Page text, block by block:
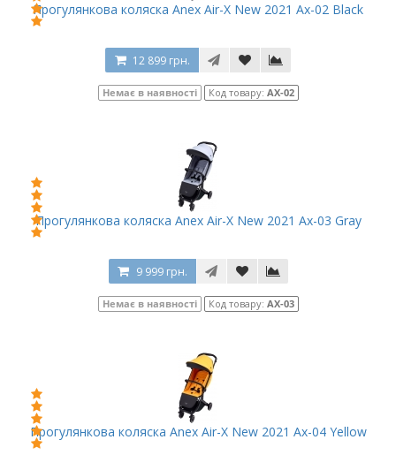
Прогулянкова коляска Anex Air-X New 2021 Ax-02 Black
12 899 грн.
Немає в наявності Код товару: AX-02
Прогулянкова коляска Anex Air-X New 2021 Ax-03 Gray
9 999 грн.
Немає в наявності Код товару: AX-03
Прогулянкова коляска Anex Air-X New 2021 Ax-04 Yellow